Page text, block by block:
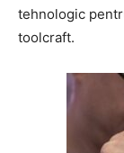
tehnologic
toolcraft.